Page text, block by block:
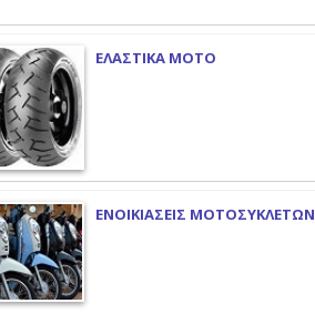
ΕΛΑΣΤΙΚΑ ΜΟΤΟ
ΕΝΟΙΚΙΑΣΕΙΣ ΜΟΤΟΣΥΚΛΕΤΩΝ